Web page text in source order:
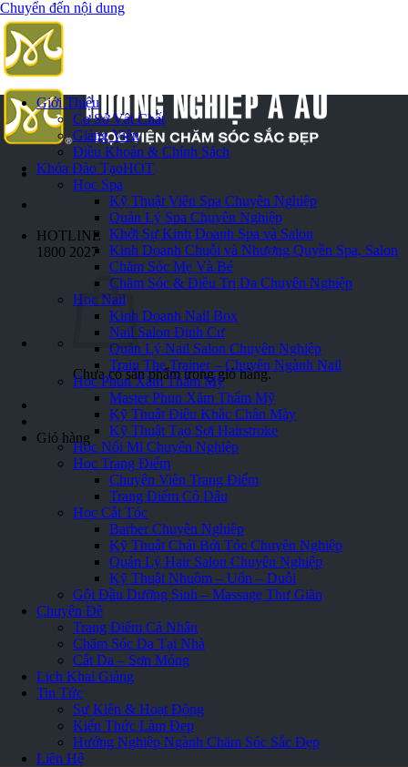
Chuyển đến nội dung
HOTLINE
1800 2027
Chưa có sản phẩm trong giỏ hàng.
Giỏ hàng
Giới Thiệu
Cơ Sở Vật Chất
Giảng Viên
Điều Khoản & Chính Sách
Khóa Đào TạoHOT
Học Spa
Kỹ Thuật Viên Spa Chuyên Nghiệp
Quản Lý Spa Chuyên Nghiệp
Khởi Sự Kinh Doanh Spa và Salon
Kinh Doanh Chuỗi và Nhượng Quyền Spa, Salon
Chăm Sóc Mẹ Và Bé
Chăm Sóc & Điều Trị Da Chuyên Nghiệp
Học Nail
Kinh Doanh Nail Box
Nail Salon Định Cư
Quản Lý Nail Salon Chuyên Nghiệp
Train The Trainer – Chuyên Ngành Nail
Học Phun Xăm Thẩm Mỹ
Master Phun Xăm Thẩm Mỹ
Kỹ Thuật Điêu Khắc Chân Mày
Kỹ Thuật Tạo Sợi Hairstroke
Học Nối Mi Chuyên Nghiệp
Học Trang Điểm
Chuyên Viên Trang Điểm
Trang Điểm Cô Dâu
Học Cắt Tóc
Barber Chuyên Nghiệp
Kỹ Thuật Chải Bới Tóc Chuyên Nghiệp
Quản Lý Hair Salon Chuyên Nghiệp
Kỹ Thuật Nhuộm – Uốn – Duỗi
Gội Đầu Dưỡng Sinh – Massage Thư Giãn
Chuyên Đề
Trang Điểm Cá Nhân
Chăm Sóc Da Tại Nhà
Cắt Da – Sơn Móng
Lịch Khai Giảng
Tin Tức
Sự Kiện & Hoạt Động
Kiến Thức Làm Đẹp
Hướng Nghiệp Ngành Chăm Sóc Sắc Đẹp
Liên Hệ